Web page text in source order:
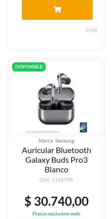
c/iva
DISPONIBLE
Marca: Sansung
Auricular Bluetooth
Galaxy Buds Pro3
Blanco
Cód: 1126795
$ 30.740,00
Precio exclusivo web